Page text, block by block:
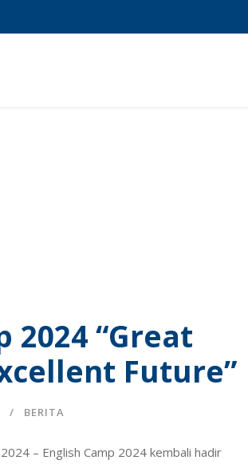
2024 “Great
Future”
BERITA
– English Camp 2024 kembali hadir